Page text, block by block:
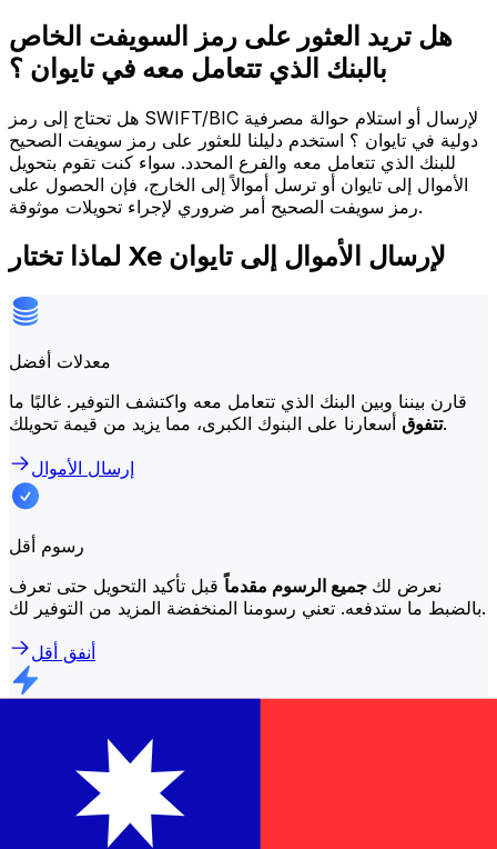
هل تريد العثور على رمز السويفت الخاص
بالبنك الذي تتعامل معه في تايوان ؟
هل تحتاج إلى رمز SWIFT/BIC لإرسال أو استلام حوالة مصرفية
دولية في تايوان ؟ استخدم دليلنا للعثور على رمز سويفت الصحيح
للبنك الذي تتعامل معه والفرع المحدد. سواء كنت تقوم بتحويل
الأموال إلى تايوان أو ترسل أموالاً إلى الخارج، فإن الحصول على
رمز سويفت الصحيح أمر ضروري لإجراء تحويلات موثوقة.
لماذا تختار Xe لإرسال الأموال إلى تايوان
معدلات أفضل
قارن بيننا وبين البنك الذي تتعامل معه واكتشف التوفير. غالبًا ما
تتفوقأسعارنا على البنوك الكبرى، مما يزيد من قيمة تحويلك.
إرسال الأموال
رسوم أقل
نعرض لك جميع الرسوم مقدماًقبل تأكيد التحويل حتى تعرف
بالضبط ما ستدفعه. تعني رسومنا المنخفضة المزيد من التوفير لك.
أنفق أقل
غالبية عمليات النقل في اليوم نفسه. نحن ندرك أن التوقيت
إرسال أسرع